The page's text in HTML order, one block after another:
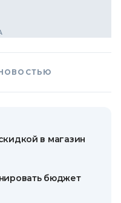
в ​​магазин
бюджет